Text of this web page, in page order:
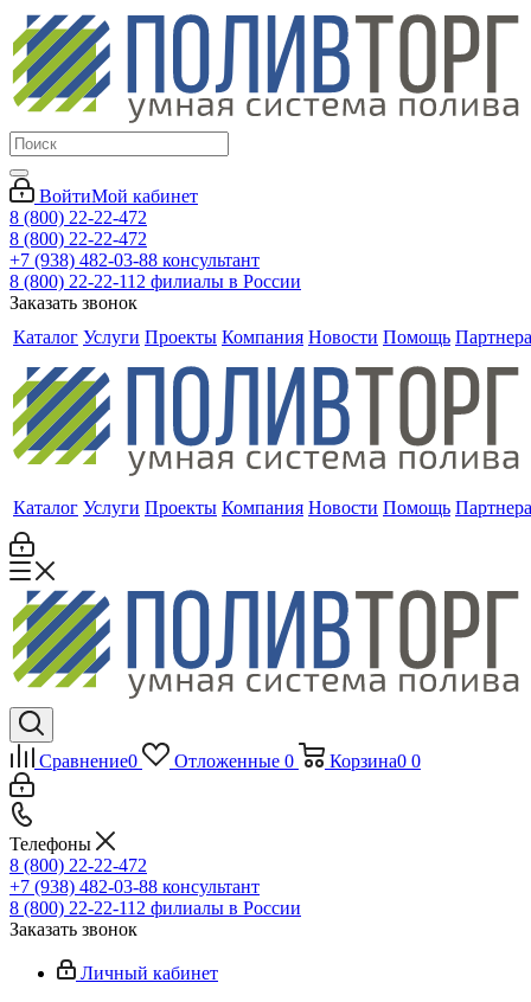
ВойтиМой кабинет
8 (800) 22-22-472
8 (800) 22-22-472
+7 (938) 482-03-88 консультант
8 (800) 22-22-112 филиалы в России
Заказать звонок
Каталог Услуги Проекты Компания Новости Помощь
Каталог Услуги Проекты Компания Новости Помощь
Сравнение0 Отложенные 0 Корзина0 0
Телефоны
8 (800) 22-22-472
+7 (938) 482-03-88 консультант
8 (800) 22-22-112 филиалы в России
Заказать звонок
Личный кабинет